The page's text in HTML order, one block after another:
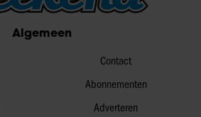
Algemeen
Contact
Abonnementen
Adverteren